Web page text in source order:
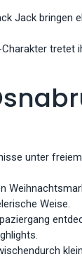
Jack
tretet
unter
Weise.